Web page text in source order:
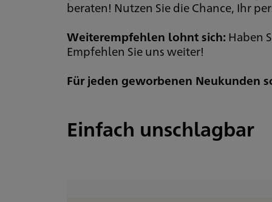
beraten! Nutzen Sie die Chance, Ihr
Weiterempfehlen lohnt sich: Haben
Empfehlen Sie uns weiter!
Für jeden geworbenen Neukunden
Einfach unschlagbar